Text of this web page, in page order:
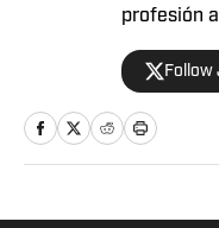
profesión
eventos a
Puerto Rico y España.
tener la
Follow